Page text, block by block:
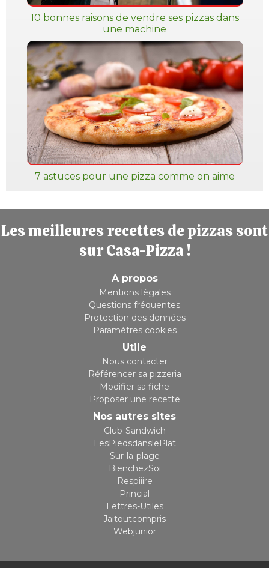
10 bonnes raisons de vendre ses pizzas dans
une machine
7 astuces pour une pizza comme on aime
Les meilleures recettes de pizzas sont
sur Casa-Pizza !
A propos
Mentions légales
Questions fréquentes
Protection des données
Paramètres cookies
Utile
Nous contacter
Référencer sa pizzeria
Modifier sa fiche
Proposer une recette
Nos autres sites
Club-Sandwich
LesPiedsdanslePlat
Sur-la-plage
BienchezSoi
Respiiire
Princial
Lettres-Utiles
Jaitoutcompris
Webjunior